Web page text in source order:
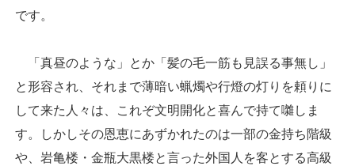
です。
「真昼のような」とか「髪の毛一筋も見誤る事無し」
と形容され、それまで薄暗い蝋燭や行燈の灯りを頼りに
して来た人々は、これぞ文明開化と喜んで持て囃しま
す。しかしその恩恵にあずかれたのは一部の金持ち階級
や、岩亀楼・金瓶大黒楼と言った外国人を客とする高級